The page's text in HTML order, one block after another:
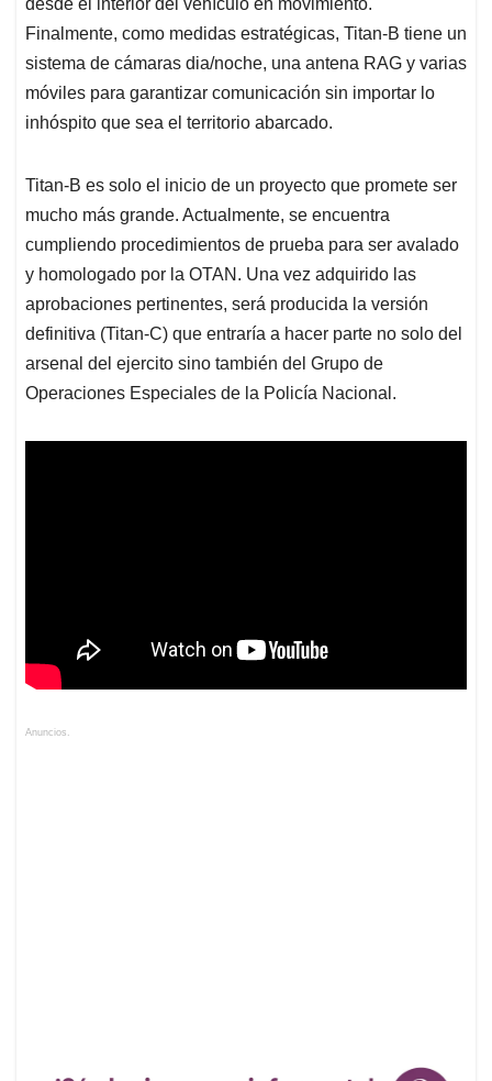
desde el interior del vehículo en movimiento.
Finalmente, como medidas estratégicas, Titan-B tiene un
sistema de cámaras dia/noche, una antena RAG y varias
móviles para garantizar comunicación sin importar lo
inhóspito que sea el territorio abarcado.
Titan-B es solo el inicio de un proyecto que promete ser
mucho más grande. Actualmente, se encuentra
cumpliendo procedimientos de prueba para ser avalado
y homologado por la OTAN. Una vez adquirido las
aprobaciones pertinentes, será producida la versión
definitiva (Titan-C) que entraría a hacer parte no solo del
arsenal del ejercito sino también del Grupo de
Operaciones Especiales de la Policía Nacional.
Anuncios.